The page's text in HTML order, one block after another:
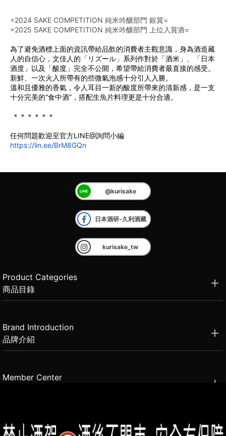
=2024 SAKE COMPETITION 純米吟釀部門 銀賞=
=2025 SAKE COMPETITION 純米吟釀部門 上位入賞酒=
為了避免酒標上面的資訊帶給品飲的消費者主觀意識，身為酒造藏
人的自信心，文佳人的「リズール」系列作對於「酒米」、「日本
酒度」以及「酸度」完全不公開，希望帶給消費者最直接的感受。
新鮮、一次火入所帶有的些微氣泡感十分引人入勝。
﻿溫和且優雅的香氣，令人耳目一新的酸度所帶來的清新感，是一支
十分完美的“食中酒”，搭配生魚片料理更是十分合適。
＊＊＊＊＊＊
任何問題歡迎至官方LINE@詢問小編
https://lin.ee/BrM8GQn
@kurisake
日本酒研-久利酒藏
kurisake_tw
Product Categories
商品目錄
Brand Introduction
品牌介紹
Member Center